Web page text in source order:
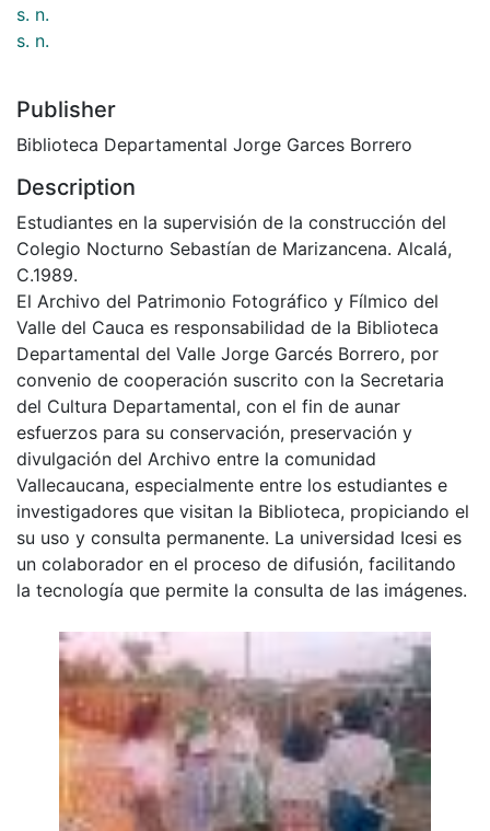
s. n.
s. n.
Publisher
Biblioteca Departamental Jorge Garces Borrero
Description
Estudiantes en la supervisión de la construcción del
Colegio Nocturno Sebastían de Marizancena. Alcalá,
C.1989.
El Archivo del Patrimonio Fotográfico y Fílmico del
Valle del Cauca es responsabilidad de la Biblioteca
Departamental del Valle Jorge Garcés Borrero, por
convenio de cooperación suscrito con la Secretaria
del Cultura Departamental, con el fin de aunar
esfuerzos para su conservación, preservación y
divulgación del Archivo entre la comunidad
Vallecaucana, especialmente entre los estudiantes e
investigadores que visitan la Biblioteca, propiciando el
su uso y consulta permanente. La universidad Icesi es
un colaborador en el proceso de difusión, facilitando
la tecnología que permite la consulta de las imágenes.